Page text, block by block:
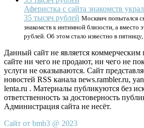
Аферистка с сайта знакомств
35 тысяч рублей Москвич попытался
знакомств к интимной близости, а вместо
рублей. Об этом стало известно в
Данный сайт не является
сайте ни чего не продают, ни чего не
услуги не оказываются. Сайт
новостей RSS канала news.rambler.ru,
lenta.ru . Материалы публикуются без
ответственность за достоверность
Администрация сайта не несёт.
Сайт от bmb3 @ 2023